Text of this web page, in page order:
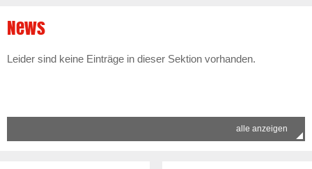
News
Leider sind keine Einträge in dieser Sektion vorhanden.
alle anzeigen